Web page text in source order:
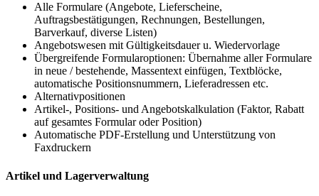
Alle Formulare (Angebote, Lieferscheine,
Auftragsbestätigungen, Rechnungen, Bestellungen,
Barverkauf, diverse Listen)
Angebotswesen mit Gültigkeitsdauer u. Wiedervorlage
Übergreifende Formularoptionen: Übernahme aller Formulare
in neue / bestehende, Massentext einfügen, Textblöcke,
automatische Positionsnummern, Lieferadressen etc.
Alternativpositionen
Artikel-, Positions- und Angebotskalkulation (Faktor, Rabatt
auf gesamtes Formular oder Position)
Automatische PDF-Erstellung und Unterstützung von
Faxdruckern
Artikel und Lagerverwaltung